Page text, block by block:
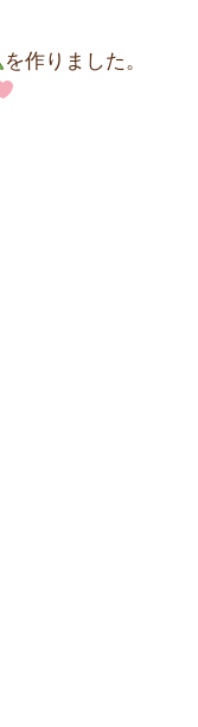
を作りました。